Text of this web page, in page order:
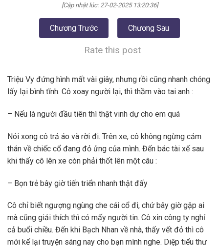
[Cập nhật lúc: 27-02-2025 13:20:36]
Chương Trước Chương Sau
Rate this post
Triệu Vy đứng hình mất vài giây, nhưng rồi cũng nhanh chóng
lấy lại bình tĩnh. Cô xoay người lại, thì thầm vào tai anh :
– Nếu là người đầu tiên thì thật vinh dự cho em quá
Nói xong cô trả áo và rời đi. Trên xe, cô không ngừng cảm
thán về chiếc cổ đang đỏ ửng của mình. Đến bác tài xế sau
khi thấy cô lên xe còn phải thốt lên một câu :
– Bọn trẻ bây giờ tiến triển nhanh thật đấy
Cô chỉ biết ngượng ngùng che cái cổ đi, chứ bây giờ gặp ai
mà cũng giải thích thì có mấy người tin. Cô xin công ty nghỉ
cả buổi chiều. Đến khi Bạch Nhan về nhà, thấy vết đỏ thì cô
mới kể lại truyện sáng nay cho bạn mình nghe. Diệp tiểu thư